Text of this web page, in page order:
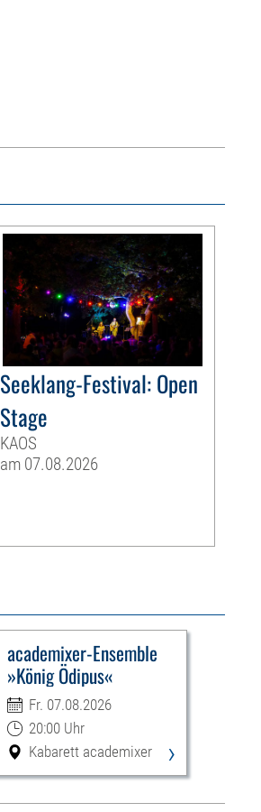
Seeklang-Festival: Open
Stage
KAOS
am 07.08.2026
academixer-Ensemble
»König Ödipus«
Fr. 07.08.2026
20:00 Uhr
Kabarett academixer
›